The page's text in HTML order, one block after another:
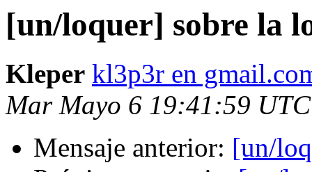
[un/loquer] sobre la
Kleper kl3p3r en
Mar Mayo 6 19:41:59
Mensaje anterior: [un/